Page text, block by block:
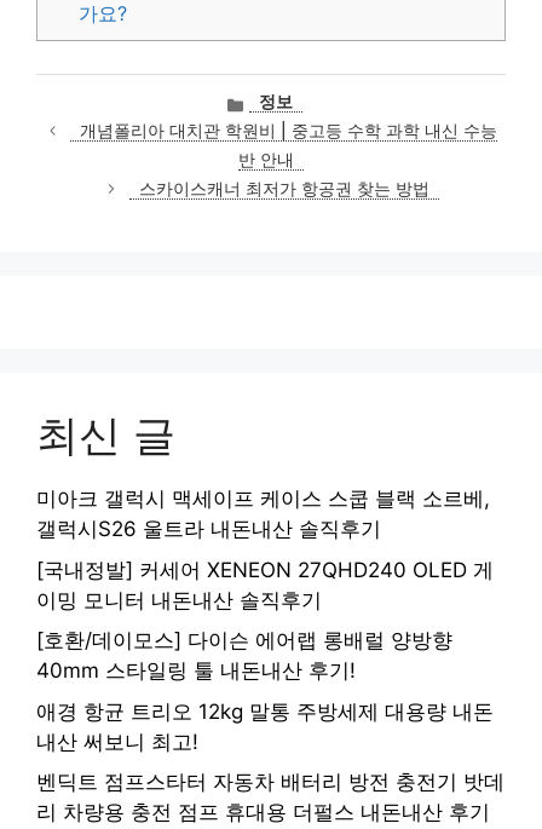
가요?
카
테
고
리
정보
개념폴리아 대치관 학원비 | 중고등 수학 과학 내신 수능
반 안내
스카이스캐너 최저가 항공권 찾는 방법
최신 글
미아크 갤럭시 맥세이프 케이스 스쿱 블랙 소르베,
갤럭시S26 울트라 내돈내산 솔직후기
[국내정발] 커세어 XENEON 27QHD240 OLED 게
이밍 모니터 내돈내산 솔직후기
[호환/데이모스] 다이슨 에어랩 롱배럴 양방향
40mm 스타일링 툴 내돈내산 후기!
애경 항균 트리오 12kg 말통 주방세제 대용량 내돈
내산 써보니 최고!
벤딕트 점프스타터 자동차 배터리 방전 충전기 밧데
리 차량용 충전 점프 휴대용 더펄스 내돈내산 후기